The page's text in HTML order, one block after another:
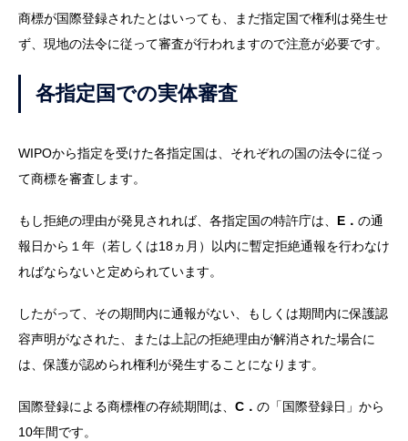
商標が国際登録されたとはいっても、まだ指定国で権利は発生せ
ず、現地の法令に従って審査が行われますので注意が必要です。
各指定国での実体審査
WIPOから指定を受けた各指定国は、それぞれの国の法令に従っ
て商標を審査します。
もし拒絶の理由が発見されれば、各指定国の特許庁は、 E． の通
報日から１年（若しくは18ヵ月）以内に暫定拒絶通報を行わなけ
ればならないと定められています。
したがって、その期間内に通報がない、もしくは期間内に保護認
容声明がなされた、または上記の拒絶理由が解消された場合に
は、保護が認められ権利が発生することになります。
国際登録による商標権の存続期間は、 C． の「国際登録日」から
10年間です。